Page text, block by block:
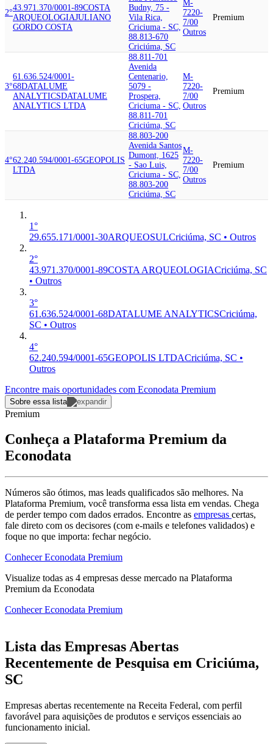
2°
43.971.370/0001-89COSTA
ARQUEOLOGIAJULIANO
GORDO COSTA
Budny, 75 -
Vila Rica,
Criciuma - SC,
88.813-670
Criciúma, SC
M-
7220-
7/00
Outros
Premium
3°
61.636.524/0001-
68DATALUME
ANALYTICSDATALUME
ANALYTICS LTDA
88.811-701
Avenida
Centenario,
5079 -
Prospera,
Criciuma - SC,
88.811-701
Criciúma, SC
M-
7220-
7/00
Outros
Premium
4°62.240.594/0001-65GEOPOLIS
LTDA
88.803-200
Avenida Santos
Dumont, 1625
- Sao Luis,
Criciuma - SC,
88.803-200
Criciúma, SC
M-
7220-
7/00
Outros
Premium
1°
29.655.171/0001-30ARQUEOSULCriciúma, SC • Outros
2°
43.971.370/0001-89COSTA ARQUEOLOGIACriciúma, SC
• Outros
3°
61.636.524/0001-68DATALUME ANALYTICSCriciúma,
SC • Outros
4°
62.240.594/0001-65GEOPOLIS LTDACriciúma, SC •
Outros
Encontre mais oportunidades com Econodata Premium
Sobre essa lista
Premium
Conheça a Plataforma Premium da
Econodata
Números são ótimos, mas leads qualificados são melhores. Na
Plataforma Premium, você transforma essa lista em vendas. Chega
de perder tempo com dados errados. Encontre as empresas certas,
fale direto com os decisores (com e-mails e telefones validados) e
foque no que importa: fechar negócio.
Conhecer Econodata Premium
Visualize todas as 4 empresas desse mercado na Plataforma
Premium da Econodata
Conhecer Econodata Premium
Lista das Empresas Abertas
Recentemente de Pesquisa em Criciúma,
SC
Empresas abertas recentemente na Receita Federal, com perfil
favorável para aquisições de produtos e serviços essenciais ao
funcionamento inicial.